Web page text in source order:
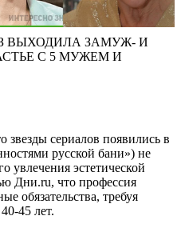
ВЫХОДИЛА ЗАМУЖ- И
С 5 МУЖЕМ И
звезды сериалов появились в
русской бани») не
увлечения эстетической
Дни.ru, что профессия
обязательства, требуя
45 лет.